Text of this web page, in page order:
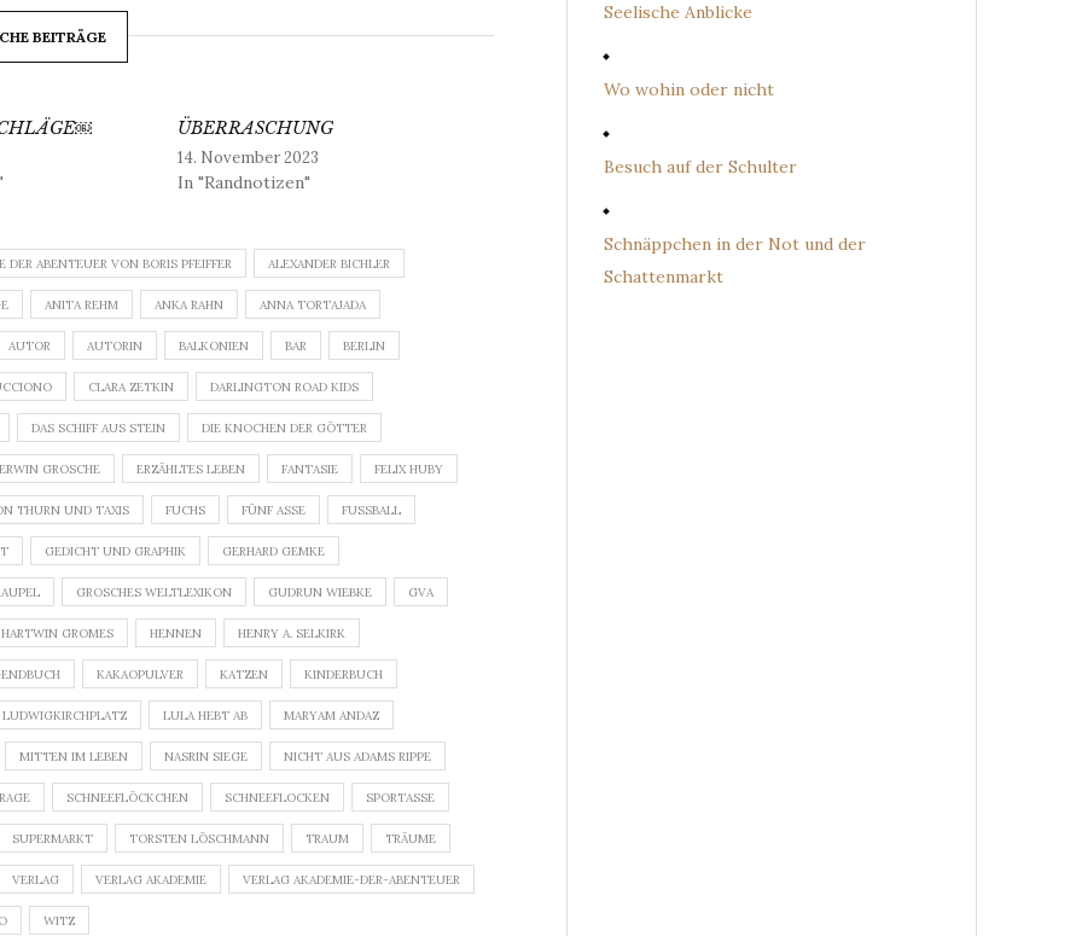
BEITRÄGE
ÜBERRASCHUNG
14. November 2023
In "Randnotizen"
DER ABENTEUER VON BORIS PFEIFFER ALEXANDER BICHLER
ANITA REHM ANKA RAHN ANNA TORTAJADA
AUTOR AUTORIN BALKONIEN BAR BERLIN
CLARA ZETKIN DARLINGTON ROAD KIDS
DAS SCHIFF AUS STEIN DIE KNOCHEN DER GÖTTER
ERWIN GROSCHE ERZÄHLTES LEBEN FANTASIE FELIX HUBY
THURN UND TAXIS FUCHS FÜNF ASSE FUSSBALL
GEDICHT UND GRAPHIK GERHARD GEMKE
GROSCHES WELTLEXIKON GUDRUN WIEBKE GVA
HARTWIN GROMES HENNEN HENRY A. SELKIRK
KAKAOPULVER KATZEN KINDERBUCH
LUDWIGKIRCHPLATZ LULA HEBT AB MARYAM ANDAZ
MITTEN IM LEBEN NASRIN SIEGE NICHT AUS ADAMS RIPPE
SCHNEEFLÖCKCHEN SCHNEEFLOCKEN SPORTASSE
SUPERMARKT TORSTEN LÖSCHMANN TRAUM TRÄUME
VERLAG VERLAG AKADEMIE VERLAG AKADEMIE-DER-ABENTEUER
WITZ
Seelische Anblicke
Wo wohin oder nicht
Besuch auf der Schulter
Schnäppchen in der Not und der
Schattenmarkt